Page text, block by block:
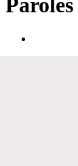
Paroles